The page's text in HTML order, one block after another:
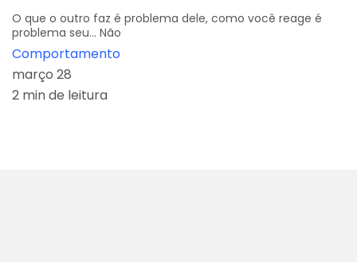
O que o outro faz é problema dele, como você reage é
problema seu... Não
Comportamento
março 28
2 min de leitura